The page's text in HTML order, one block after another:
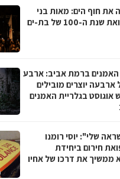
את חוף הים: מאות בני
ה-100 של בת-ים
האמנים ברמת אביב: ארבע
יוצרים מובילים
אוגוסט בגלריית האמנים
שלי": יוסי רומנו
חירום ביחידת
ממשיך את דרכו של אחיו